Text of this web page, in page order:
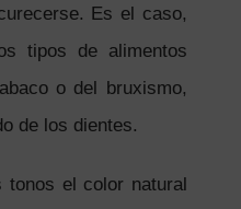
Es el caso,
tipos de alimentos
o del bruxismo,
de los dientes.
tonos el color natural